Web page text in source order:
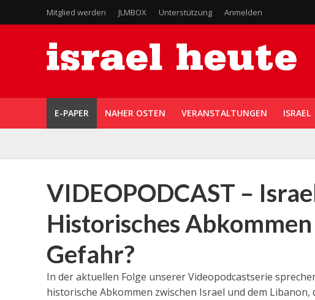
Mitglied werden JLMBOX Unterstützung Anmelden
E-PAPER NAHER OSTEN VERANSTALTUNGEN ISRAEL
VIDEOPODCAST –
Historisches
Gefahr?
In der aktuellen Folge unserer Videopodcastserie
historische Abkommen zwischen Israel und dem